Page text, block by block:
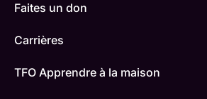
Faites un don
Carrières
TFO Apprendre à la maison